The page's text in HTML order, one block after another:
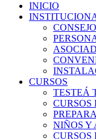
INICIO
CURSOS
TESTEÁ
CURSOS
NIÑOS Y
CURSOS